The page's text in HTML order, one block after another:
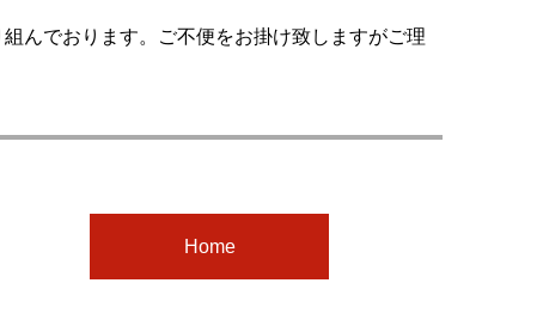
んでおります。ご不便をお掛け致しますがご理
Home